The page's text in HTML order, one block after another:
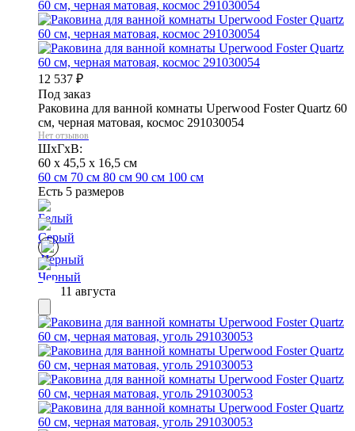
12 537 ₽
Под заказ
Раковина для ванной комнаты Uperwood Foster Quartz 60
см, черная матовая, космос 291030054
Нет отзывов
ШхГхВ:
60 x 45,5 x 16,5 см
60 см 70 см 80 см 90 см 100 см
Есть 5 размеров
11 августа